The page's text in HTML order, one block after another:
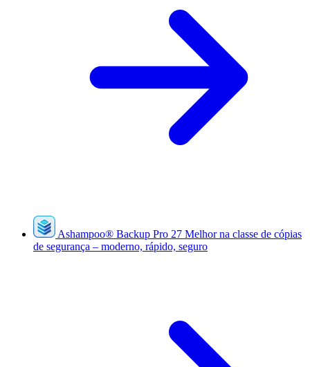
Ashampoo® Backup Pro 27 Melhor na classe de cópias
de segurança – moderno, rápido, seguro